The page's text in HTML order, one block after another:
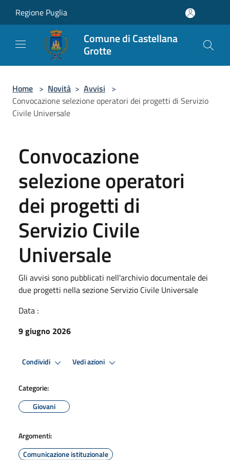
Regione Puglia
Comune di Castellana
Grotte
Home > Novità > Avvisi >
Convocazione selezione operatori dei progetti di Servizio
Civile Universale
Convocazione
selezione operatori
dei progetti di
Servizio Civile
Universale
Gli avvisi sono pubblicati nell'archivio documentale dei
due progetti nella sezione Servizio Civile Universale
Data :
9 giugno 2026
Condividi Vedi azioni
Categorie:
Giovani
Argomenti:
Comunicazione istituzionale